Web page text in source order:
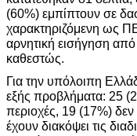
(60%) εμπίπτουν σε
χαρακτηριζόμενη ως
αρνητική εισήγηση από
καθεστώς.
Για την υπόλοιπη
εξής προβλήματα: 25
περιοχές, 19 (17%)
έχουν διακόψει τις